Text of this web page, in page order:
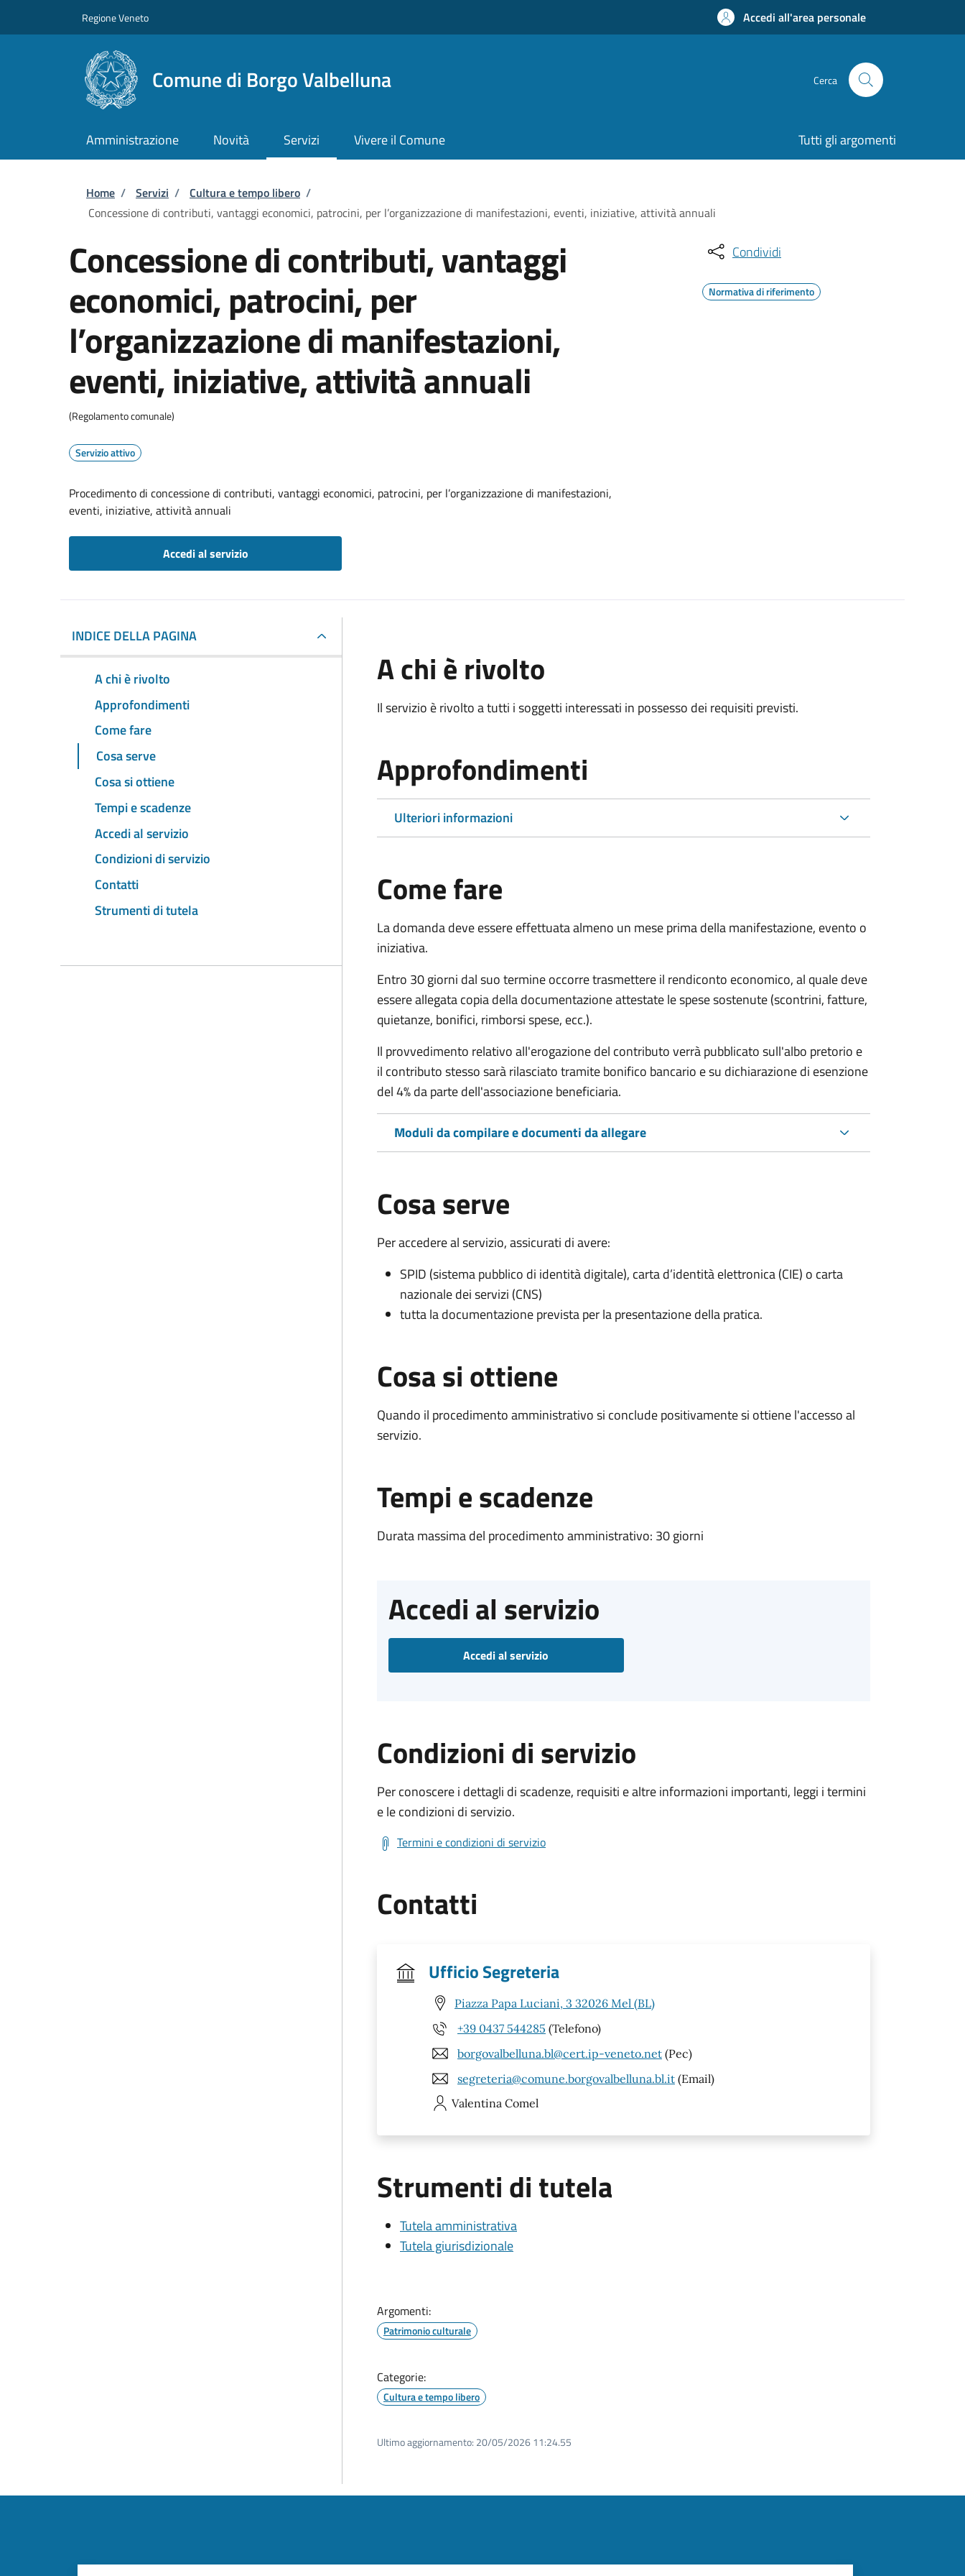
Regione Veneto Accedi all'area personale
Comune di Borgo Valbelluna Cerca
Amministrazione Novità Servizi Vivere il Comune Tutti gli argomenti
Briciole di pane
Home / Servizi / Cultura e tempo libero /
Concessione di contributi, vantaggi economici, patrocini, per l’organizzazione di manifestazioni, eventi, iniziative, attività annuali
Concessione di contributi, vantaggi
economici, patrocini, per
l’organizzazione di manifestazioni,
eventi, iniziative, attività annuali
(Regolamento comunale)
Servizio attivo
Procedimento di concessione di contributi, vantaggi economici, patrocini, per l’organizzazione di manifestazioni,
eventi, iniziative, attività annuali
Accedi al servizio
Condividi
Normativa di riferimento
INDICE DELLA PAGINA
A chi è rivolto
Approfondimenti
Come fare
Cosa serve
Cosa si ottiene
Tempi e scadenze
Accedi al servizio
Condizioni di servizio
Contatti
Strumenti di tutela
A chi è rivolto
Il servizio è rivolto a tutti i soggetti interessati in possesso dei requisiti previsti.
Approfondimenti
Ulteriori informazioni
Come fare
La domanda deve essere effettuata almeno un mese prima della manifestazione, evento o
iniziativa.
Entro 30 giorni dal suo termine occorre trasmettere il rendiconto economico, al quale deve
essere allegata copia della documentazione attestate le spese sostenute (scontrini, fatture,
quietanze, bonifici, rimborsi spese, ecc.).
Il provvedimento relativo all'erogazione del contributo verrà pubblicatosull'albo pretorio e
il contributo stesso sarà rilasciato tramite bonifico bancario e su dichiarazione di esenzione
del 4% da parte dell'associazione beneficiaria.
Moduli da compilare e documenti da allegare
Cosa serve
Per accedere al servizio, assicurati di avere:
SPID (sistema pubblico di identità digitale), carta d’identità elettronica (CIE) o carta
nazionale dei servizi (CNS)
tutta la documentazione prevista per la presentazione della pratica.
Cosa si ottiene
Quando il procedimento amministrativo si conclude positivamente si ottiene l'accesso al
servizio.
Tempi e scadenze
Durata massima del procedimento amministrativo: 30 giorni
Accedi al servizio
Accedi al servizio
Condizioni di servizio
Per conoscere i dettagli di scadenze, requisiti e altre informazioni importanti, leggi i termini
e le condizioni di servizio.
Termini e condizioni di servizio
Contatti
Ufficio Segreteria
Piazza Papa Luciani, 3 32026 Mel (BL)
+39 0437 544285 (Telefono)
borgovalbelluna.bl@cert.ip-veneto.net (Pec)
segreteria@comune.borgovalbelluna.bl.it (Email)
Valentina Comel
Strumenti di tutela
Tutela amministrativa
Tutela giurisdizionale
Argomenti:
Patrimonio culturale
Categorie:
Cultura e tempo libero
Ultimo aggiornamento: 20/05/2026 11:24.55